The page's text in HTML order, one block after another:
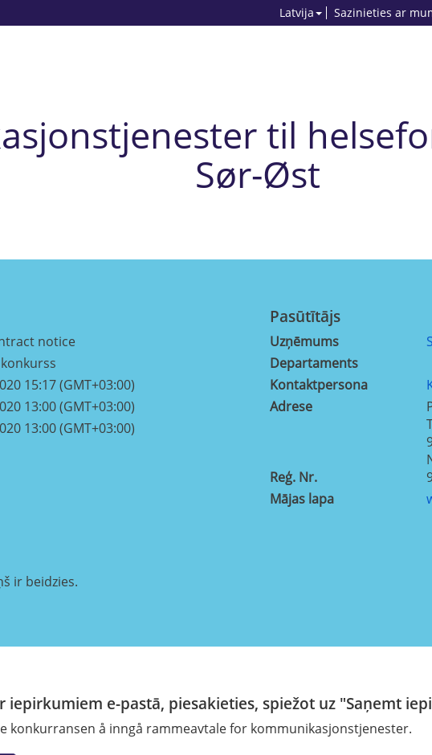
Sazinieties ar
Latvija
til
Sør-Øst
notice
15:17 (GMT+03:00)
13:00 (GMT+03:00)
13:00 (GMT+03:00)
Pasūtītājs
Uzņēmums
Departaments
Kontaktpersona
Adrese
Reģ. Nr.
Mājas lapa
ir beidzies.
e-pastā, piesakieties, spiežot uz "Saņemt
konkurransen å inngå rammeavtale for kommunikasjonstjenester.